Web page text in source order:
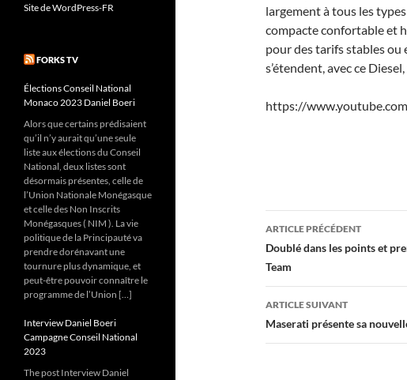
largement à tous les
compacte confortable et
pour des tarifs stables ou
s’étendent, avec ce
https://
Navigation
des
articles
ARTICLE PRÉCÉDENT
Doublé dans les points et
Team
ARTICLE SUIVANT
Maserati présente sa
Site de WordPress-FR
FORKS TV
Élections Conseil National
Monaco 2023 Daniel Boeri
Alors que certains prédisaient
qu’il n’y aurait qu’une seule
liste aux élections du Conseil
National, deux listes sont
désormais présentes, celle de
l’Union Nationale Monégasque
et celle des Non Inscrits
Monégasques ( NIM ). La vie
politique de la Principauté va
prendre dorénavant une
tournure plus dynamique, et
peut-être pouvoir connaître le
programme de l’Union […]
Interview Daniel Boeri
Campagne Conseil National
2023
The post Interview Daniel